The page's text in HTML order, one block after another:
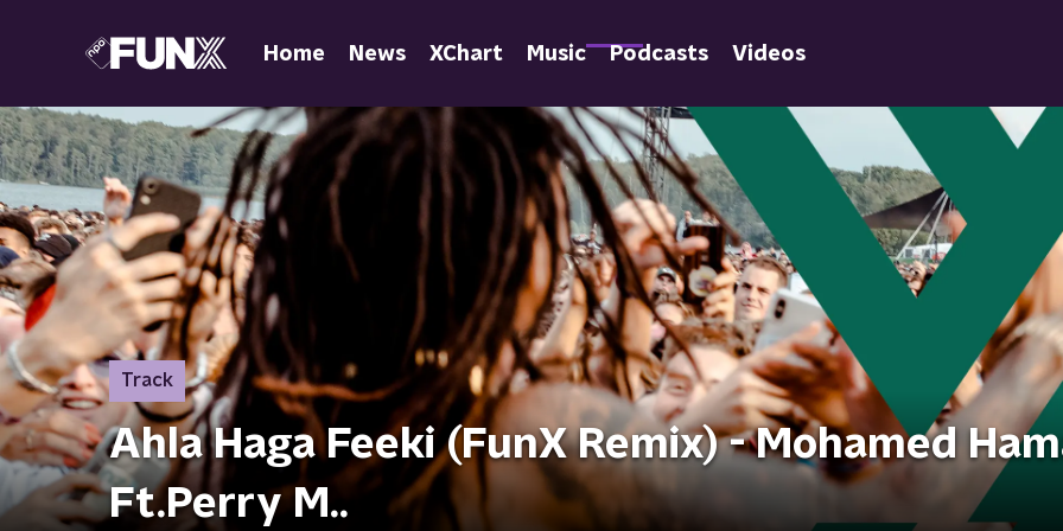
Home News XChart Music Podcasts Videos
Track
Ahla Haga Feeki (FunX Remix) - Mohamed
Ft.Perry M..